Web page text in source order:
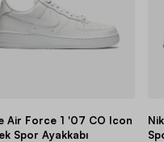
Air Force 1 '07 CO Icon
Spor Ayakkabı